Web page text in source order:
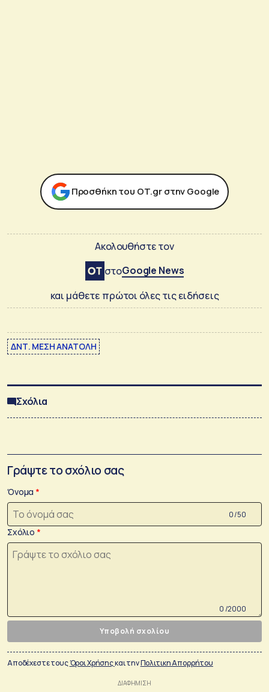
Προσθήκη του ΟΤ.gr στην Google
Ακολουθήστε τον
στοGoogle News
και μάθετε πρώτοι όλες τις ειδήσεις
ΔΝΤ. ΜΕΣΗ ΑΝΑΤΟΛΗ
Σχόλια
Γράψτε το σχόλιο σας
Όνομα
0 /50
Σχόλιο
0 /2000
Υποβολή σχολίου
Αποδέχεστε τουςΌροι Χρήσηςκαι τηνΠολιτικη Απορρήτου